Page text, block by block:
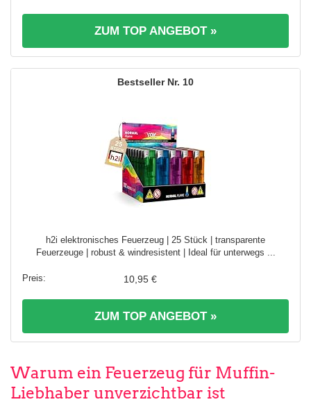
ZUM TOP ANGEBOT »
10
h2i elektronisches Feuerzeug | 25 Stück | transparente
Feuerzeuge | robust & windresistent | Ideal für unterwegs ...
10,95 €
ZUM TOP ANGEBOT »
Warum ein Feuerzeug für Muffin-
Liebhaber unverzichtbar ist